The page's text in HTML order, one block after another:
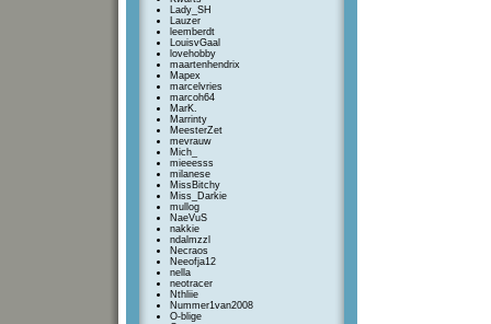
Lady_SH
Lauzer
leemberdt
LouisvGaal
lovehobby
maartenhendrix
Mapex
marcelvries
marcoh64
MarK.
Marrinty
MeesterZet
mevrauw
Mich_
mieeesss
milanese
MissBitchy
Miss_Darkie
mullog
NaeVuS
nakkie
ndalmzzl
Necraos
Neeofja12
nella
neotracer
Nthliie
Nummer1van2008
O-blige